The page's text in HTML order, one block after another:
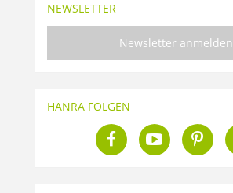
NEWSLETTER
Newsletter anmelden
HANRA FOLGEN